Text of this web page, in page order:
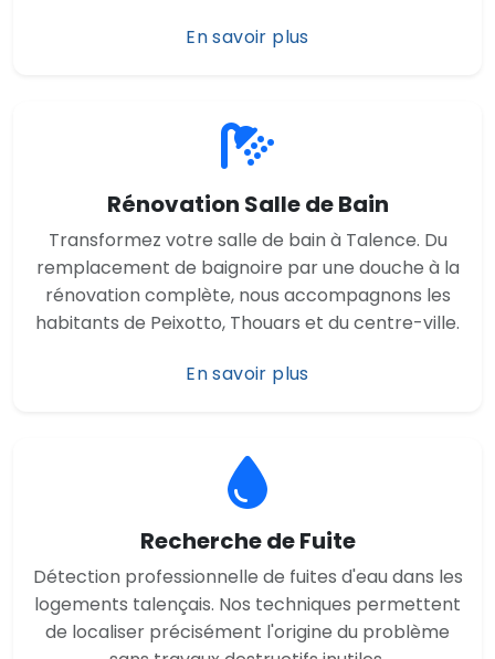
En savoir plus
Rénovation Salle de Bain
Transformez votre salle de bain à Talence. Du
remplacement de baignoire par une douche à la
rénovation complète, nous accompagnons les
habitants de Peixotto, Thouars et du centre-ville.
En savoir plus
Recherche de Fuite
Détection professionnelle de fuites d'eau dans les
logements talençais. Nos techniques permettent
de localiser précisément l'origine du problème